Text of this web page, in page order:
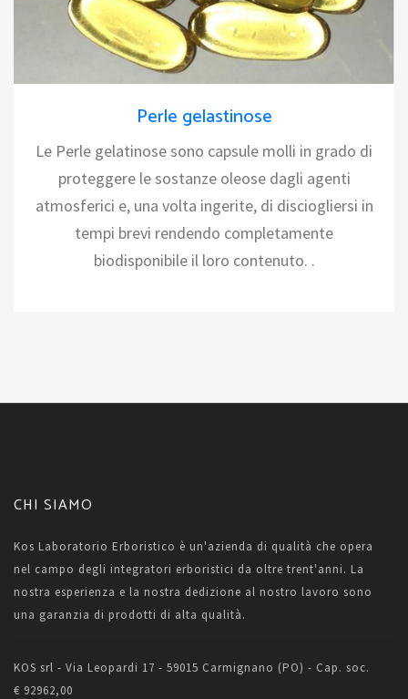
Perle gelastinose
Le Perle gelatinose sono capsule molli in grado di
proteggere le sostanze oleose dagli agenti
atmosferici e, una volta ingerite, di disciogliersi in
tempi brevi rendendo completamente
biodisponibile il loro contenuto. .
CHI SIAMO
Kos Laboratorio Erboristico è un'azienda di qualità che opera
nel campo degli integratori erboristici da oltre trent'anni. La
nostra esperienza e la nostra dedizione al nostro lavoro sono
una garanzia di prodotti di alta qualità.
KOS srl - Via Leopardi 17 - 59015 Carmignano (PO) - Cap. soc.
€ 92962,00